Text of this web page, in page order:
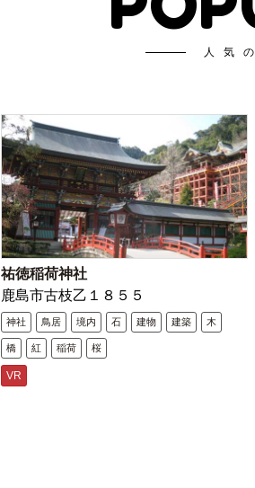
人気
祐徳稲荷神社
鹿島市古枝乙１８５５
神社 鳥居 境内 石 建物 建築 木
橋 紅 稲荷 桜
VR